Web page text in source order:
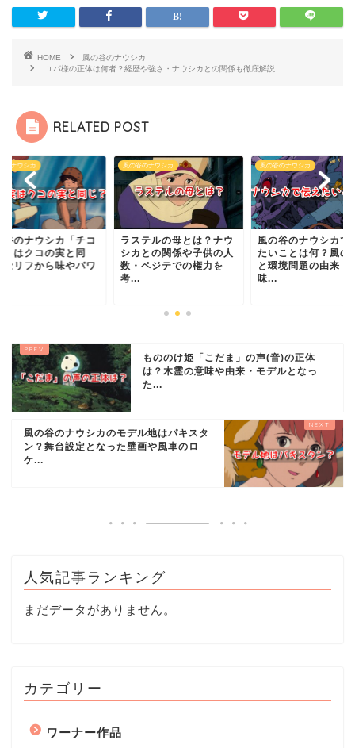
HOME
風の谷のナウシカ
ユパ様の正体は何者？経歴や強さ・ナウシカとの関係も徹底解説
RELATED POST
のナウシカ
テルの母とは？ナウ
との関係や子供の人
ペジテでの権力を
風の谷のナウシカ
風の谷のナウシカで伝え
たいことは何？風の伝説
と環境問題の由来・意
味...
風の谷のナウシカ
風の谷のナウシカ「
の実」はクコの実と
じ？セリフから味や
ー...
もののけ姫「こだま」の声(音)の正体
は？木霊の意味や由来・モデルとなっ
た...
風の谷のナウシカのモデル地はパキスタ
ン？舞台設定となった壁画や風車のロ
ケ...
人気記事ランキング
まだデータがありません。
カテゴリー
ワーナー作品